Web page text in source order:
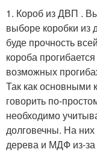
1. Короб из ДВП .
выборе коробки из
буде прочность
короба
возможных
Так как основными
говорить по-
необходимо
долговечны. На
дерева и МДФ из-